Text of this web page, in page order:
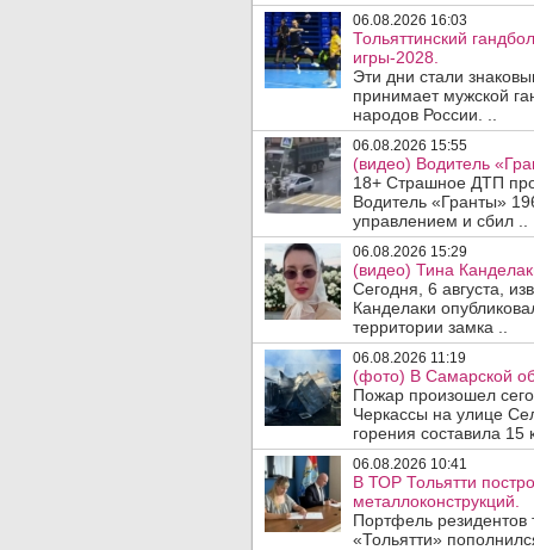
06.08.2026 16:03
Тольяттинский
игры-2028.
Эти дни стали
принимает мужской
народов России. ..
06.08.2026 15:55
(видео) Водитель
18+ Страшное ДТП
Водитель «Гранты»
управлением и сбил ..
06.08.2026 15:29
(видео) Тина
Сегодня, 6 августа,
Канделаки
территории замка ..
06.08.2026 11:19
(фото) В Самарской
Пожар произошел
Черкассы на улице
горения составила 15
06.08.2026 10:41
В ТОР Тольятти
металлоконструкций.
Портфель
«Тольятти»